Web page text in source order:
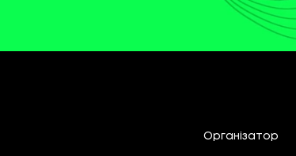
Організатор